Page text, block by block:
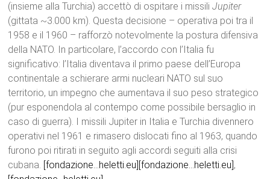
(insieme alla Turchia) accettò di ospitare i missiliJupiter
(gittata ~3.000 km). Questa decisione – operativa poi tra il
1958 e il 1960 – rafforzò notevolmente la postura difensiva
della NATO. In particolare, l’accordo con l’Italia fu
significativo: l’Italia diventava il primo paese dell’Europa
continentale a schierare armi nucleari NATO sul suo
territorio, un impegno che aumentava il suo peso strategico
(pur esponendola al contempo come possibile bersaglio in
caso di guerra). I missili Jupiter in Italia e Turchia divennero
operativi nel 1961 e rimasero dislocati fino al 1963, quando
furono poi ritirati in seguito agli accordi seguiti alla crisi
cubana. [fondazione…heletti.eu] [fondazione…heletti.eu],